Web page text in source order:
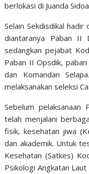
berlokasi di Juanda
Selain Sekdisdikal
diantaranya Paban II
sedangkan pejabat
Paban II Opsdik,
dan Komandan
melaksanakan seleksi
Sebelum
telah menjalani
fisik, kesehatan jiwa
dan akademik. Untuk
Kesehatan (Satkes)
Psikologi Angkatan